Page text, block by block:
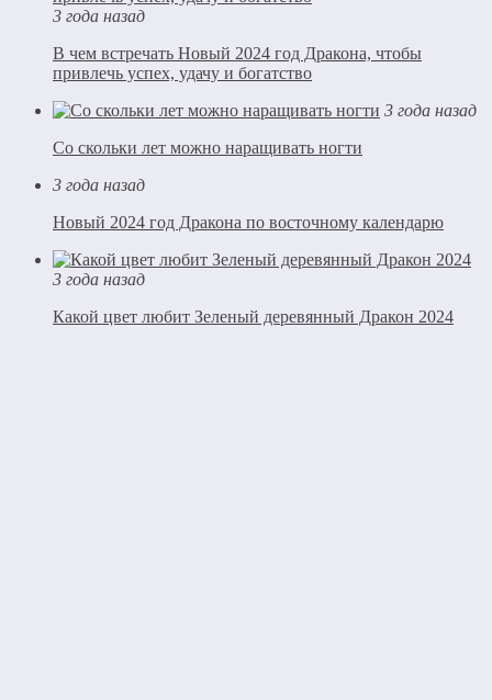
3 года назад
В чем встречать Новый 2024 год Дракона, чтобы
привлечь успех, удачу и богатство
3 года назад
Со скольки лет можно наращивать ногти
3 года назад
Новый 2024 год Дракона по восточному календарю
3 года назад
Какой цвет любит Зеленый деревянный Дракон 2024